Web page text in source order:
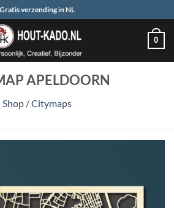
Gratis verzending in NL
0
APELDOORN
Shop /Citymaps